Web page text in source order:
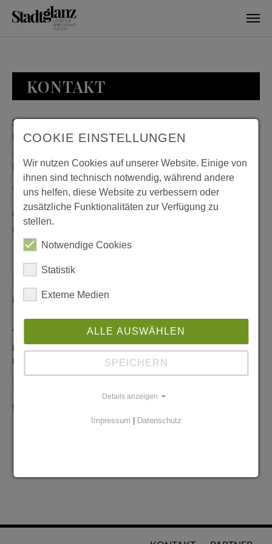
KONTAKT
Stadtglanz / mediaworld GmbH
Bankplatz 8
38100 Braunschweig
Deutschland
Telefon: 0531 482010-20
Geschäftszeiten: Montag bis Donnerstag 08:00 bis 18:00;
Freitag 08:00 bis 15:00
Redaktionelle Anfragen
info@stadtglanz.de
Anzeigen-Service
graen@mediaworldgmbh.deoder
meyer@mediaworldgmbh.de
tipps@stadtglanz.de
COOKIE EINSTELLUNGEN
Wir nutzen Cookies auf unserer Website. Einige von
ihnen sind technisch notwendig, während andere
uns helfen, diese Website zu verbessern oder
zusätzliche Funktionalitäten zur Verfügung zu
stellen.
Notwendige Cookies
Statistik
Externe Medien
ALLE AUSWÄHLEN
SPEICHERN
Details anzeigen
Impressum | Datenschutz